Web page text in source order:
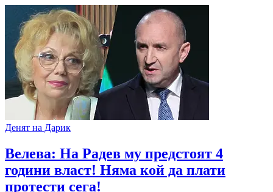
Денят на Дарик
Велева: На Радев му предстоят 4
години власт! Няма кой да плати
протести сега!